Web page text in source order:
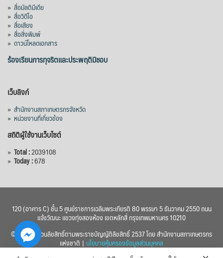
» สื่อมัลติมีเดีย
» สื่อวิดีโอ
» สื่อเสียง
» สื่อสิ่งพิมพ์
» ดาวน์โหลดเอกสาร
ร้องเรียนการทุจริตและประพฤติมิชอบ
เว็บลิงก์
» สำนักงานสภาเกษตรกรจังหวัด
» หน่วยงานที่เกี่ยวข้อง
สถิติผู้ใช้งานเว็บไซต์
» Total :2039108
» Today :678
120 (อาคาร C) ชั้น 5 ศูนย์ราชการเฉลิมพระเกียรติ 80 พรรษา 5 ธันวาคม 2550 ถนน
แจ้งวัฒนะ แขวงทุ่งสองห้อง เขตหลักสี่ กรุงเทพมหานคร 10210
© 2560 สงวนลิขสิทธิ์ตามพระราชบัญญัติลิขสิทธิ์ 2537 โดย สำนักงานสภาเกษตรกร
แห่งชาติ | นโยบายคุ้มครองข้อมูลส่วนบุคคล